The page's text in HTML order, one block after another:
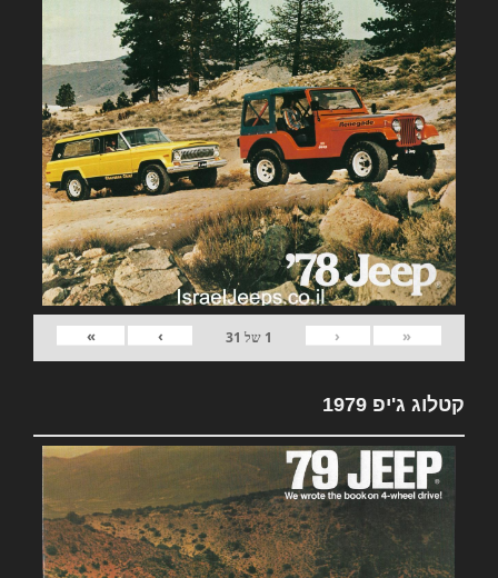
«
‹
1 של 31
›
»
קטלוג ג'יפ 1979